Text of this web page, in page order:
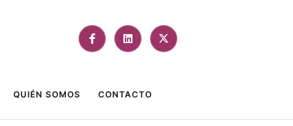
QUIÉN SOMOS CONTACTO